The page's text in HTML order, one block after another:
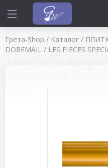
Грета-Shop / Каталог /
DOREMAIL / LES PIECES